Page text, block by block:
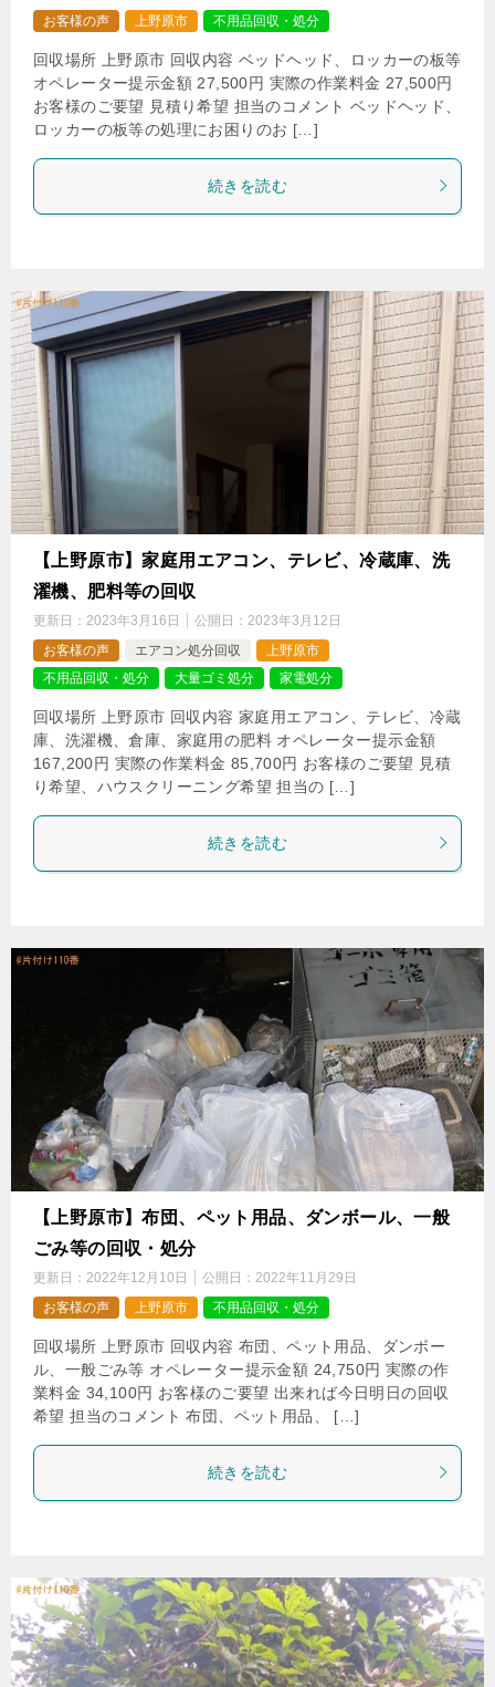
お客様の声
上野原市 不用品回収・処分
回収場所 上野原市 回収内容 ベッドヘッド、ロッカーの板等
オペレーター提示金額 27,500円 実際の作業料金 27,500円
お客様のご要望 見積り希望 担当のコメント ベッドヘッド、
ロッカーの板等の処理にお困りのお […]
続きを読む
【上野原市】家庭用エアコン、テレビ、冷蔵庫、洗
濯機、肥料等の回収
更新日： 2023年3月16日 公開日： 2023年3月12日
お客様の声
エアコン処分回収
上野原市
不用品回収・処分
大量ゴミ処分 家電処分
回収場所 上野原市 回収内容 家庭用エアコン、テレビ、冷蔵
庫、洗濯機、倉庫、家庭用の肥料 オペレーター提示金額
167,200円 実際の作業料金 85,700円 お客様のご要望 見積
り希望、ハウスクリーニング希望 担当の […]
続きを読む
【上野原市】布団、ペット用品、ダンボール、一般
ごみ等の回収・処分
更新日： 2022年12月10日 公開日： 2022年11月29日
お客様の声
上野原市 不用品回収・処分
回収場所 上野原市 回収内容 布団、ペット用品、ダンボー
ル、一般ごみ等 オペレーター提示金額 24,750円 実際の作
業料金 34,100円 お客様のご要望 出来れば今日明日の回収
希望 担当のコメント 布団、ペット用品、 […]
続きを読む